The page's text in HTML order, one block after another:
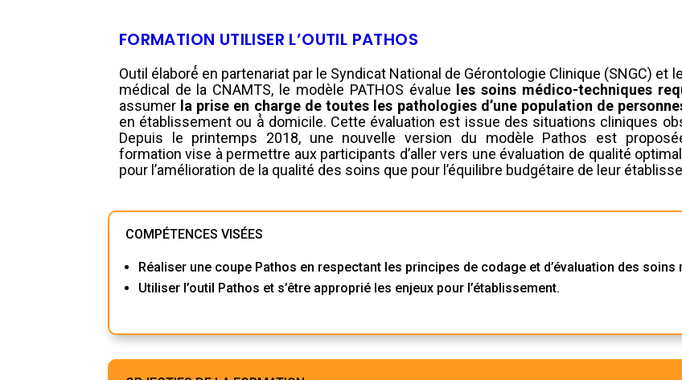
FORMATION UTILISER L’OUTIL PATHOS
Outil élaboré́ en partenariat par le Syndicat National de Gérontologie Clinique (SNGC) et
médical de la CNAMTS, le modèle PATHOS évalue
les soins médico-techniques
assumer la prise en charge de toutes les pathologies d’une population de
en établissement ou à̀ domicile. Cette évaluation est issue des situations cliniques
Depuis le printemps 2018, une nouvelle version du modèle Pathos est
formation vise à permettre aux participants d’aller vers une évaluation de qualité
pour l’amélioration de la qualité des soins que pour l’équilibre budgétaire de leur
COMPÉTENCES VISÉES
Réaliser une coupe Pathos en respectant les principes de codage et d’évaluation des soins
Utiliser l’outil Pathos et s’être approprié les enjeux pour l’établissement.